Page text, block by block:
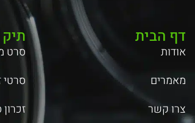
דף הבית
אודות
מאמרים
צרו קשר
סרט
סרטי